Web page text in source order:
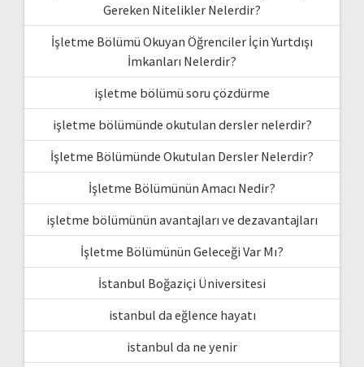
Gereken Nitelikler Nelerdir?
İşletme Bölümü Okuyan Öğrenciler İçin Yurtdışı
İmkanları Nelerdir?
işletme bölümü soru çözdürme
işletme bölümünde okutulan dersler nelerdir?
İşletme Bölümünde Okutulan Dersler Nelerdir?
İşletme Bölümünün Amacı Nedir?
işletme bölümünün avantajları ve dezavantajları
İşletme Bölümünün Geleceği Var Mı?
İstanbul Boğaziçi Üniversitesi
istanbul da eğlence hayatı
istanbul da ne yenir